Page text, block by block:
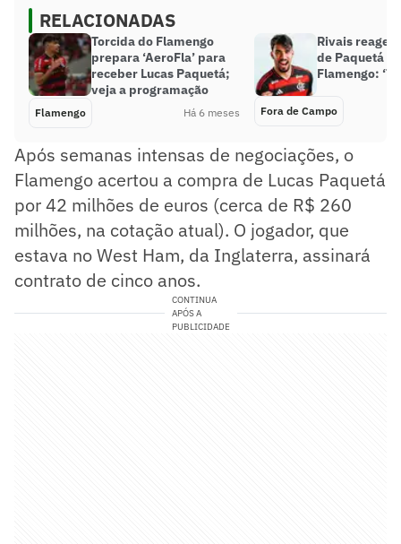
RELACIONADAS
Torcida do Flamengo
prepara ‘AeroFla’ para
receber Lucas Paquetá;
veja a programação
Flamengo Há 6 meses
Rivais
de Paquetá ao
Flamengo:
Fora de Campo
Após semanas intensas de negociações, o
Flamengo acertou a compra de Lucas Paquetá
por 42 milhões de euros (cerca de R$ 260
milhões, na cotação atual). O jogador, que
estava no West Ham, da Inglaterra, assinará
contrato de cinco anos.
CONTINUA
APÓS A
PUBLICIDADE